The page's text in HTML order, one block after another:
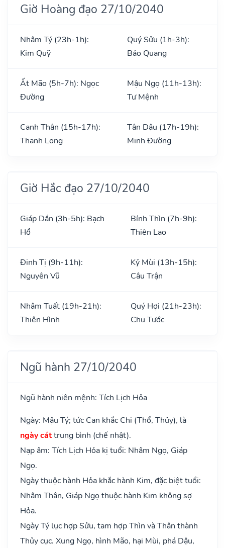
Giờ Hoàng đạo 27/10/2040
Nhâm Tý (23h-1h):
Kim Quỹ
Quý Sửu (1h-3h):
Bảo Quang
Ất Mão (5h-7h): Ngọc
Đường
Mậu Ngọ (11h-13h):
Tư Mệnh
Canh Thân (15h-17h):
Thanh Long
Tân Dậu (17h-19h):
Minh Đường
Giờ Hắc đạo 27/10/2040
Giáp Dần (3h-5h): Bạch
Hổ
Bính Thìn (7h-9h):
Thiên Lao
Đinh Tị (9h-11h):
Nguyên Vũ
Kỷ Mùi (13h-15h):
Câu Trận
Nhâm Tuất (19h-21h):
Thiên Hình
Quý Hợi (21h-23h):
Chu Tước
Ngũ hành 27/10/2040
Ngũ hành niên mệnh: Tích Lịch Hỏa
Ngày: Mậu Tý; tức Can khắc Chi (Thổ, Thủy), là
ngày cáttrung bình (chế nhật).
Nạp âm: Tích Lịch Hỏa kị tuổi: Nhâm Ngọ, Giáp
Ngọ.
Ngày thuộc hành Hỏa khắc hành Kim, đặc biệt tuổi:
Nhâm Thân, Giáp Ngọ thuộc hành Kim không sợ
Hỏa.
Ngày Tý lục hợp Sửu, tam hợp Thìn và Thân thành
Thủy cục. Xung Ngọ, hình Mão, hại Mùi, phá Dậu,